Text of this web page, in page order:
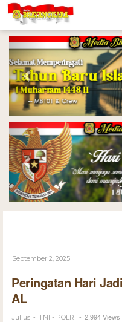
Previous
Previous
September 2, 2025
Peringatan Hari
AL
Julius - TNI - POLRI - 2,994 Views